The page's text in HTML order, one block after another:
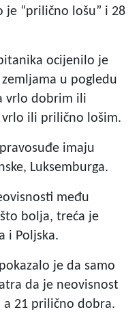
je “prilično lošu” i 28
ocijenilo je
u pogledu
vrlo dobrim ili
ili prilično lošim.
imaju
Luksemburga.
među
bolja, treća je
i Poljska.
je da samo
da je neovisnost
a 21 prilično dobra.